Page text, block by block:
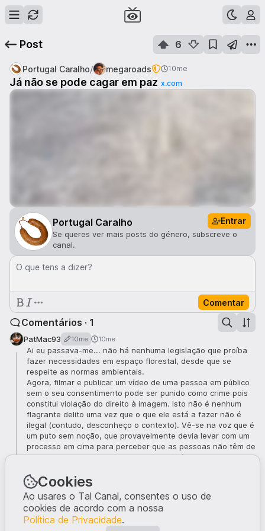
Post 6
Portugal Caralho/ megaroads 10me
Já não se pode cagar em paz x.com
Portugal Caralho Entrar
Se queres ver mais posts do género, subscreve o
canal.
O que tens a dizer?
Comentar
Comentários · 1
PatMac93 10me 10me
Ai eu passava-me... não há nenhuma legislação que proíba
fazer necessidades em espaço florestal, desde que se
respeite as normas ambientais.
Agora, filmar e publicar um vídeo de uma pessoa em público
sem o seu consentimento pode ser punido como crime pois
constitui violação do direito à imagem. Isto não é nenhum
flagrante delito uma vez que o que ele está a fazer não é
ilegal (contudo, desconheço o contexto). Vê-se na voz que é
um puto sem noção, que provavelmente devia levar com um
processo em cima para perceber que as pessoas não têm de
se reger por aquilo que ele gosta ou não (repito que
vejo neste vídeo).
É muito giro e engraçado até ser um familiar ou amigo nosso
a ter um vídeo publicado para todo o mundo ver.
3
Cookies
Ao usares o Tal Canal, consentes o uso de
cookies de acordo com a nossa
Política de Privacidade.